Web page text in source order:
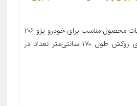
معرفی محصول جزئیات محصول مناسب برای خودرو پژو ۲۰۶
ویژگی‌های کابل دارای روکش طول ۱۷۰ سانتی‌متر تعداد در